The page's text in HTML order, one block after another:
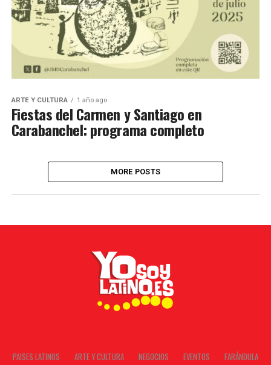
ARTE Y CULTURA 1 año ago
Fiestas del Carmen y Santiago en
Carabanchel: programa completo
MORE POSTS
PAISES LATINOS ARTE Y CULTURA NEGOCIOS EVENTOS FARÁNDULA